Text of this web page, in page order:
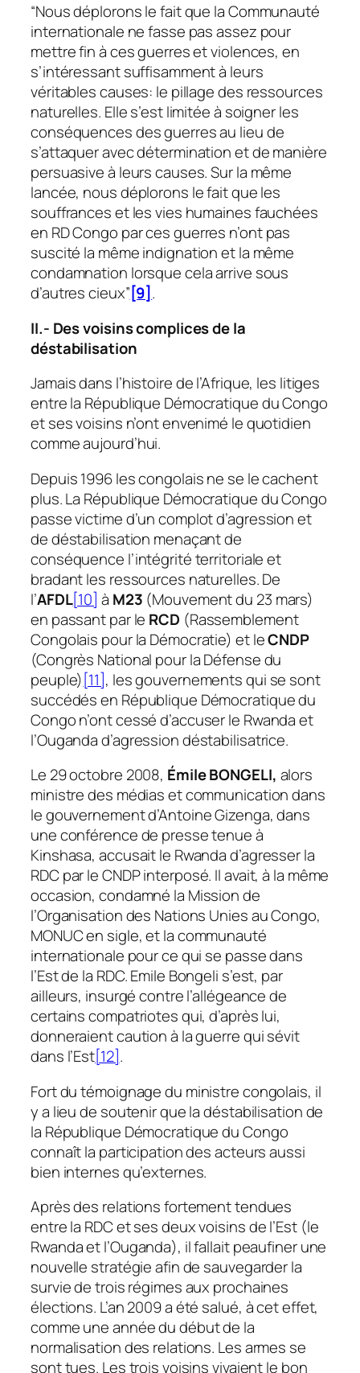
“Nous déplorons le fait que la Communauté
internationale ne fasse pas assez pour
mettre fin à ces guerres et violences, en
s’intéressant suffisamment à leurs
véritables causes: le pillage des ressources
naturelles. Elle s’est limitée à soigner les
conséquences des guerres au lieu de
s’attaquer avec détermination et de manière
persuasive à leurs causes. Sur la même
lancée, nous déplorons le fait que les
souffrances et les vies humaines fauchées
en RD Congo par ces guerres n’ont pas
suscité la même indignation et la même
condamnation lorsque cela arrive sous
d’autres cieux”[9].
II.- Des voisins complices de la
déstabilisation
Jamais dans l’histoire de l’Afrique, les litiges
entre la République Démocratique du Congo
et ses voisins n’ont envenimé le quotidien
comme aujourd’hui.
Depuis 1996 les congolais ne se le cachent
plus. La République Démocratique du Congo
passe victime d’un complot d’agression et
de déstabilisation menaçant de
conséquence l’intégrité territoriale et
bradant les ressources naturelles. De
l’AFDL[10] à M23 (Mouvement du 23 mars)
en passant par le RCD (Rassemblement
Congolais pour la Démocratie) et leCNDP
(Congrès National pour la Défense du
peuple)[11], les gouvernements qui se sont
succédés en République Démocratique du
Congo n’ont cessé d’accuser le Rwanda et
l’Ouganda d’agression déstabilisatrice.
Le 29 octobre 2008, Émile BONGELI, alors
ministre des médias et communication dans
le gouvernement d’Antoine Gizenga, dans
une conférence de presse tenue à
Kinshasa, accusait le Rwanda d’agresser la
RDC par le CNDP interposé. Il avait, à la même
occasion, condamné la Mission de
l’Organisation des Nations Unies au Congo,
MONUC en sigle, et la communauté
internationale pour ce qui se passe dans
l’Est de la RDC. Emile Bongeli s’est, par
ailleurs, insurgé contre l’allégeance de
certains compatriotes qui, d’après lui,
donneraient caution à la guerrequi sévit
dans l’Est[12].
Fort du témoignage du ministre congolais, il
y a lieu de soutenir que la déstabilisation de
la République Démocratique du Congo
connaît la participation des acteurs aussi
bien internes qu’externes.
Après des relations fortement tendues
entre la RDC et ses deux voisins de l’Est (le
Rwanda et l’Ouganda), il fallait peaufiner une
nouvelle stratégie afin de sauvegarder la
survie de trois régimes aux prochaines
élections. L’an 2009 a été salué, à cet effet,
comme une année du début de la
normalisation des relations. Les armes se
sont tues. Les trois voisins vivaient le bon